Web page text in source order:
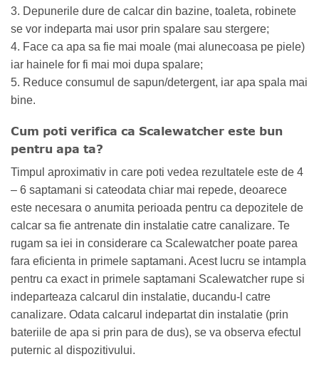
3. Depunerile dure de calcar din bazine, toaleta, robinete
se vor indeparta mai usor prin spalare sau stergere;
4. Face ca apa sa fie mai moale (mai alunecoasa pe piele)
iar hainele for fi mai moi dupa spalare;
5. Reduce consumul de sapun/detergent, iar apa spala mai
bine.
Cum poti verifica ca Scalewatcher este bun
pentru apa ta?
Timpul aproximativ in care poti vedea rezultatele este de 4
– 6 saptamani si cateodata chiar mai repede, deoarece
este necesara o anumita perioada pentru ca depozitele de
calcar sa fie antrenate din instalatie catre canalizare. Te
rugam sa iei in considerare ca Scalewatcher poate parea
fara eficienta in primele saptamani. Acest lucru se intampla
pentru ca exact in primele saptamani Scalewatcher rupe si
indeparteaza calcarul din instalatie, ducandu-l catre
canalizare. Odata calcarul indepartat din instalatie (prin
bateriile de apa si prin para de dus), se va observa efectul
puternic al dispozitivului.